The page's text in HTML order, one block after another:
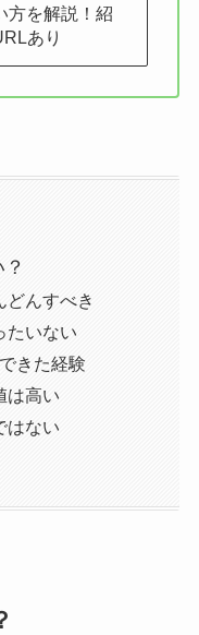
方を解説！紹
あり
どんすべき
たいない
きた経験
は高い
はない